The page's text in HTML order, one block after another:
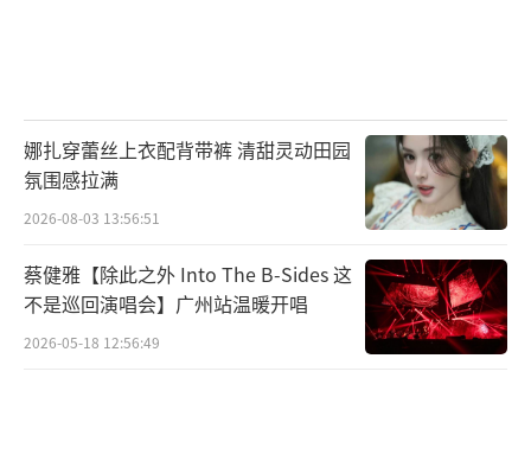
娜扎穿蕾丝上衣配背带裤 清甜灵动田园
氛围感拉满
2026-08-03 13:56:51
蔡健雅【除此之外 Into The B-Sides 这
不是巡回演唱会】广州站温暖开唱
2026-05-18 12:56:49